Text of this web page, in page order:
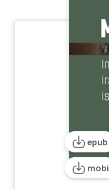
Tankönyv, segédkönyv
Társadalomtudomány
Természettudomány
epub
mobi